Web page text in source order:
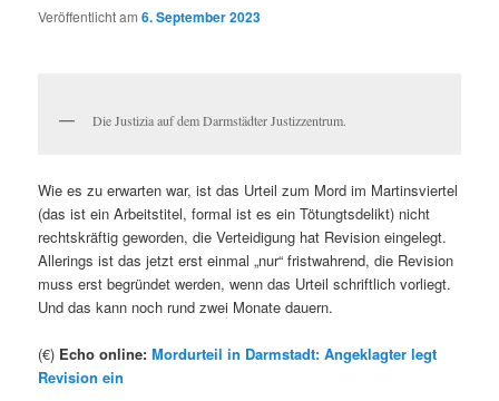
Veröffentlicht am6. September 2023
Die Justizia auf dem Darmstädter Justizzentrum.
Wie es zu erwarten war, ist das Urteil zum Mord im Martinsviertel
(das ist ein Arbeitstitel, formal ist es ein Tötungtsdelikt) nicht
rechtskräftig geworden, die Verteidigung hat Revision eingelegt.
Allerings ist das jetzt erst einmal „nur“ fristwahrend, die Revision
muss erst begründet werden, wenn das Urteil schriftlich vorliegt.
Und das kann noch rund zwei Monate dauern.
(€) Echo online:Mordurteil in Darmstadt: Angeklagter legt
Revision ein